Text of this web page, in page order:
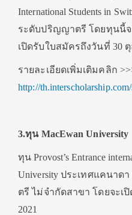
International Students in
ระดับปริญญาตรี โดยทุนนี้จ
เปิดรับใบสมัครถึงวันที่ 30 ตุ
รายละเอียดเพิ่มเติมคลิก
http://
3.ทุน MacEwan University
ทุน Provost’s Entrance
University ประเทศแคนา
ตรี ไม่จำกัดสาขา โดยจะเ
2021